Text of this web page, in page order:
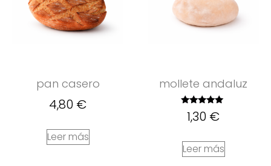
pan casero
4,80 €
Leer más
mollete andaluz
Valorado
con
1,30 €
Leer más